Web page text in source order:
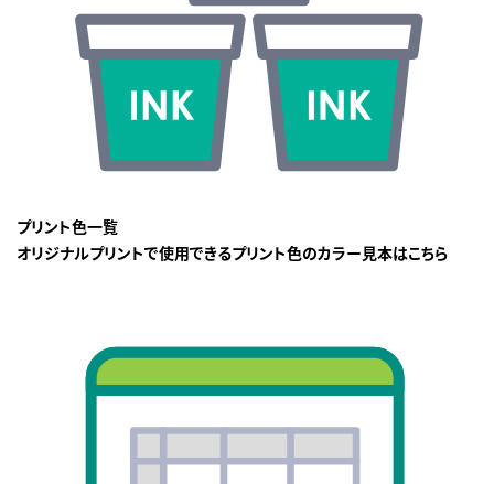
プリント色一覧
オリジナルプリントで使用できるプリント色のカラー見本はこちら